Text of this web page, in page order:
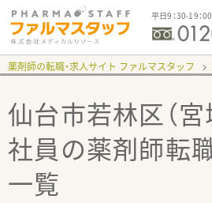
平日9：30-19：
薬剤師の転職・求人サイト ファルマスタッフ
仙台市若林区（宮
社員の薬剤師転
一覧